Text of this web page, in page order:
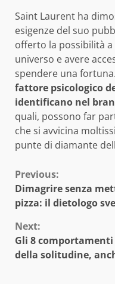
Saint Laurent ha
esigenze del suo
offerto la possibilità
universo e avere
spendere una
fattore psicologico
identificano nel
quali, possono far
che si avvicina
punte di diamante
Continue
Reading
Previous:
Dimagrire senza
pizza: il dietologo
Next:
Gli 8
della solitudine,